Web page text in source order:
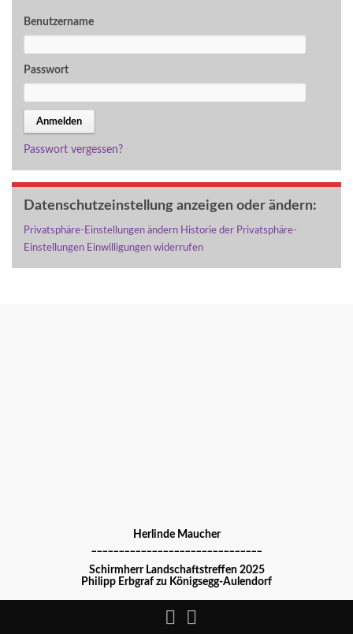
Benutzername
Passwort
Passwort vergessen?
Datenschutzeinstellung anzeigen oder ändern:
Privatsphäre-Einstellungen ändern Historie der Privatsphäre-
Einstellungen Einwilligungen widerrufen
Herlinde Maucher
Schirmherr Landschaftstreffen 2025
Philipp Erbgraf zu Königsegg-Aulendorf